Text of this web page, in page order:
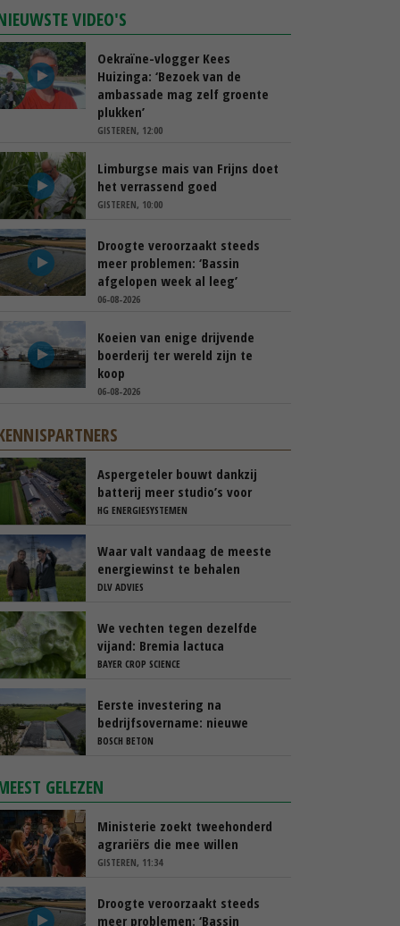
VIDEO'S
Oekraïne-vlogger Kees
Huizinga: ‘Bezoek van de
ambassade mag zelf groente
plukken’
GISTEREN, 12:00
Limburgse mais van Frijns doet
het verrassend goed
GISTEREN, 10:00
Droogte veroorzaakt steeds
meer problemen: ‘Bassin
afgelopen week al leeg’
06-08-2026
Koeien van enige drijvende
boerderij ter wereld zijn te
koop
06-08-2026
Aspergeteler bouwt dankzij
batterij meer studio’s voor
personeel
HG ENERGIESYSTEMEN
Waar valt vandaag de meeste
energiewinst te behalen
DLV ADVIES
We vechten tegen dezelfde
vijand: Bremia lactuca
BAYER CROP SCIENCE
Eerste investering na
bedrijfsovername: nieuwe
sleufsilo’s
BOSCH BETON
GELEZEN
Ministerie zoekt tweehonderd
agrariërs die mee willen
denken
GISTEREN, 11:34
Droogte veroorzaakt steeds
meer problemen: ‘Bassin